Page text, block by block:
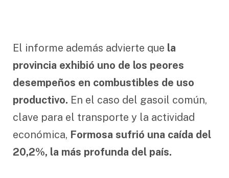
El informe además advierte que la
provincia exhibió uno de los peores
desempeños en combustibles de uso
productivo. En el caso del gasoil común,
clave para el transporte y la actividad
económica, Formosa sufrió una caída del
20,2%, la más profunda del país.